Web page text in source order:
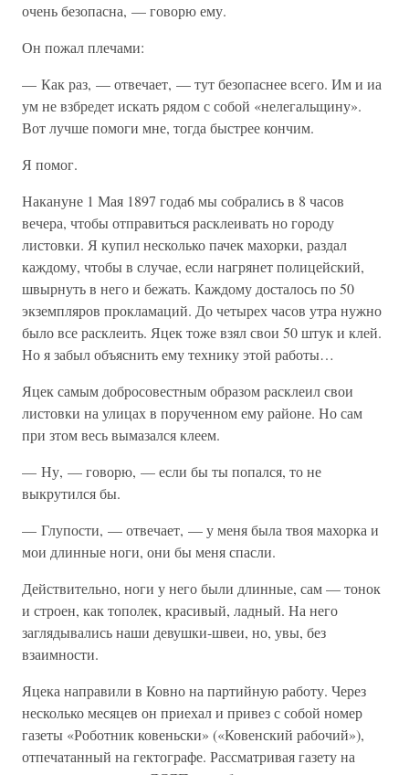
очень безопасна, — говорю ему.
Он пожал плечами:
— Как раз, — отвечает, — тут безопаснее всего. Им и иа
ум не взбредет искать рядом с собой «нелегальщину».
Вот лучше помоги мне, тогда быстрее кончим.
Я помог.
Накануне 1 Мая 1897 года6 мы собрались в 8 часов
вечера, чтобы отправиться расклеивать но городу
листовки. Я купил несколько пачек махорки, раздал
каждому, чтобы в случае, если нагрянет полицейский,
швырнуть в него и бежать. Каждому досталось по 50
экземпляров прокламаций. До четырех часов утра нужно
было все расклеить. Яцек тоже взял свои 50 штук и клей.
Но я забыл объяснить ему технику этой работы…
Яцек самым добросовестным образом расклеил свои
листовки на улицах в порученном ему районе. Но сам
при зтом весь вымазался клеем.
— Ну, — говорю, — если бы ты попался, то не
выкрутился бы.
— Глупости, — отвечает, — у меня была твоя махорка и
мои длинные ноги, они бы меня спасли.
Действительно, ноги у него были длинные, сам — тонок
и строен, как тополек, красивый, ладный. На него
заглядывались наши девушки-швеи, но, увы, без
взаимности.
Яцека направили в Ковно на партийную работу. Через
несколько месяцев он приехал и привез с собой номер
газеты «Роботник ковеньски» («Ковенский рабочий»),
отпечатанный на гектографе. Рассматривая газету на